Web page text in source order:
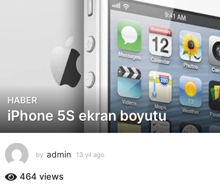
1
3
ı
l
a
g
o
HABER
iPhone 5S ekran boyutu
by admin 13 yıl ago
464 views